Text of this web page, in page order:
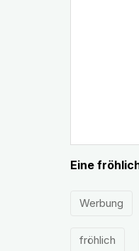
Eine
Werbung
fröhlich